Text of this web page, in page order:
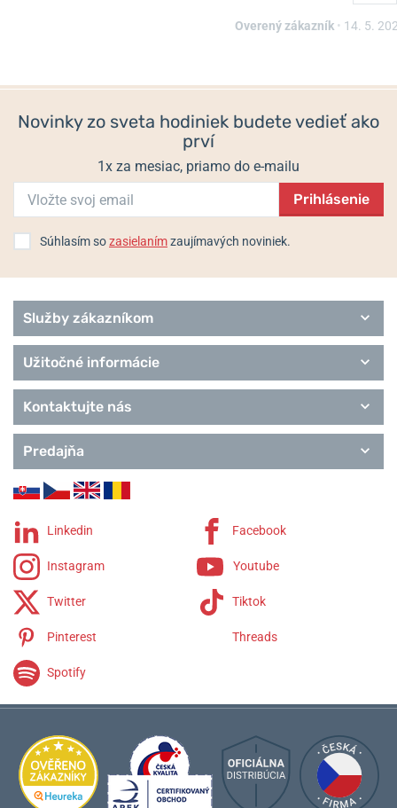
Strasse 7, 2502 Biel, Švajčiarsko / info@festina.com
Ceramic
Chrono bike
Chrono Sport
Elegance
Overený zákazník • 14. 5.
Novinky zo sveta hodiniek budete vedieť ako
prví
1x za mesiac, priamo do e-mailu
Prihlásenie
Súhlasím sozasielanímzaujímavých noviniek.
Služby zákazníkom
Užitočné informácie
Kontaktujte nás
Predajňa
Linkedin Facebook
Instagram Youtube
Twitter Tiktok
Pinterest Threads
Spotify